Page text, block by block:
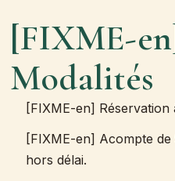
[FIXME-
Modalités
[FIXME-en]
[FIXME-en] Acompte
hors délai.